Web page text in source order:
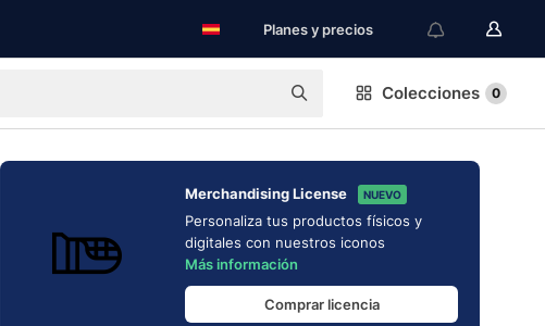
Planes y precios
Colecciones 0
Merchandising License NUEVO
Personaliza tus productos físicos y
digitales con nuestros iconos
Más información
Comprar licencia